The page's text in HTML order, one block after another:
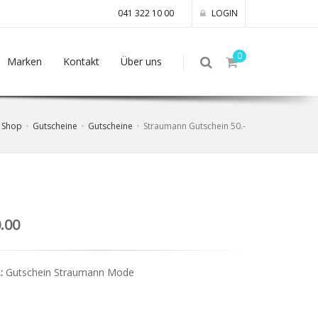
041 322 10 00 LOGIN
0
Marken Kontakt Über uns
Shop Gutscheine Gutscheine Straumann Gutschein 50.-
Gutschein Straumann Mode